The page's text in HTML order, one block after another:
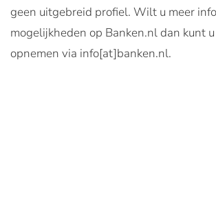
geen uitgebreid profiel. Wilt u meer
mogelijkheden op Banken.nl dan kunt
opnemen via info[at]banken.nl.